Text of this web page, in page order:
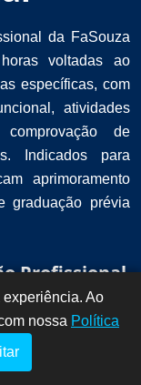
da FaSouza
voltadas ao
específicas, com
atividades
de
Indicados para
aprimoramento
graduação prévia
Profissional
Ao
nossa Política